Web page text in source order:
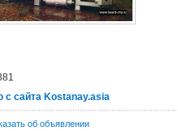
с сайта Kostanay.asia
об объявлении